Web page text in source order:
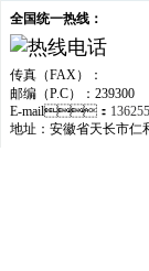
全国统一热线：
传真（FAX）：
邮编（P.C）：239300
E-mail：
地址：安徽省天长市